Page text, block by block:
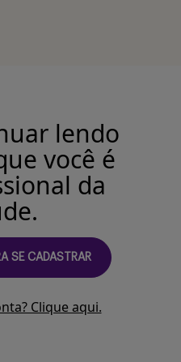
lendo
você é
da
SE CADASTRAR
Clique aqui.